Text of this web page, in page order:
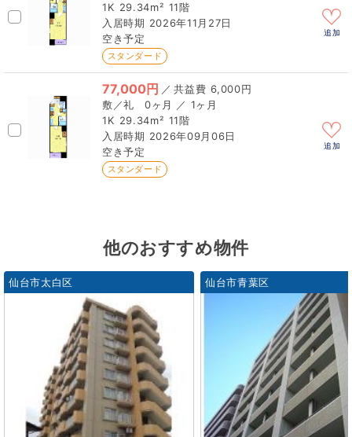
1K 29.34m² 11階
2026年11月27日
空き予定
スタンダード
追加
77,000円 ／
6,000円
0ヶ月 ／ 1ヶ月
1K 29.34m² 11階
2026年09月06日
空き予定
スタンダード
追加
他のおすすめ物件
仙台市太白区 仙台市青葉区